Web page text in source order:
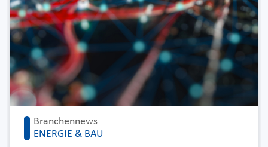
Branchennews
ENERGIE & BAU